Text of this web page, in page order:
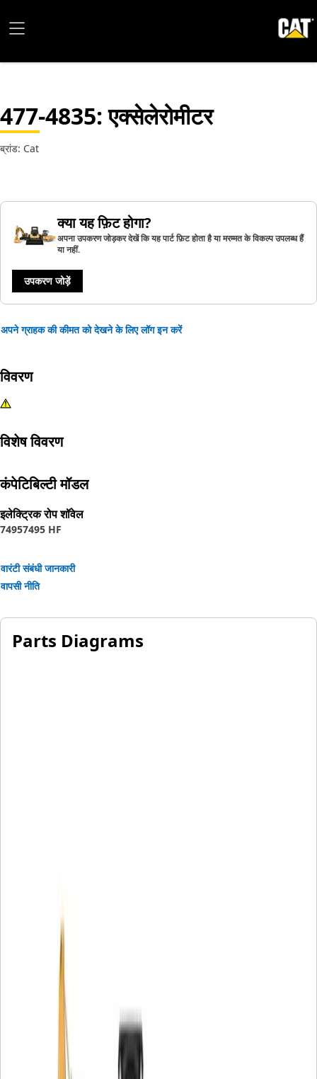
477-4835: एक्सेलेरोमीटर
ब्रांड: Cat
क्या यह फ़िट होगा?
अपना उपकरण जोड़कर देखें कि यह पार्ट फ़िट होता है या मरम्मत के विकल्प उपलब्ध हैं
या नहीं.
उपकरण जोड़ें
अपने ग्राहक की कीमत को देखने के लिए लॉग इन करें
विवरण
विशेष विवरण
कंपेटिबिल्टी मॉडल
इलेक्ट्रिक रोप शॉवेल
74957495 HF
वारंटी संबंधी जानकारी
वापसी नीति
Parts Diagrams